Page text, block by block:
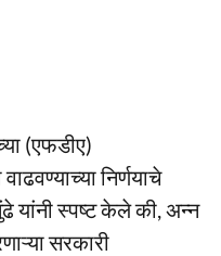
(एफडीए)
निर्णयाचे
यांनी स्पष्ट केले की, अन्न
सरकारी